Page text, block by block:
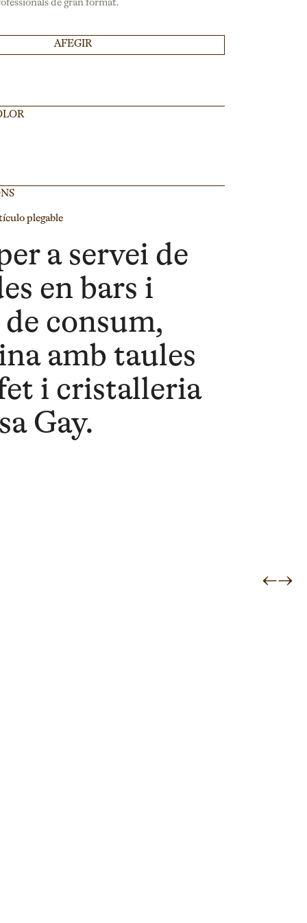
de gran format.
AFEGIR
plegable
a servei de
en bars i
de consum,
amb taules
i cristalleria
Gay.
←→